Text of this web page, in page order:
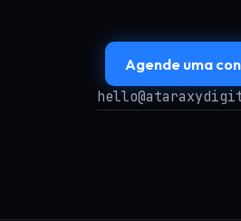
Agende uma